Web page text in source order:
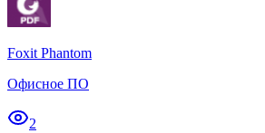
Foxit Phantom
Офисное ПО
2